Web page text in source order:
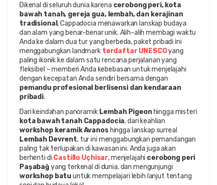
Dikenal di seluruh dunia karena cerobong peri, kota
bawah tanah, gereja gua, lembah, dan kerajinan
tradisional , Cappadocia menawarkan lanskap budaya
dan alam yang benar-benar unik. Alih-alih membagi waktu
Anda ke dalam dua tur yang berbeda, paket pribadi ini
menggabungkan landmark terdaftar UNESCO yang
paling ikonik ke dalam satu rencana perjalanan yang
fleksibel – memberi Anda kebebasan untuk menjelajahi
pemandu profesional berlisensi dan kendaraan
pribadi.
Dari keindahan panoramik Lembah Pigeon
kota bawah tanah Cappadocia
workshop keramik Avanos
Lembah Devrent, tur ini menggabungkan pemandangan
paling tak terlupakan di kawasan ini. Anda juga akan
berhenti di Castillo Uçhisar, menjelajahi cerobong peri
Paşabağ
workshop batu untuk mempelajari lebih lanjut tentang